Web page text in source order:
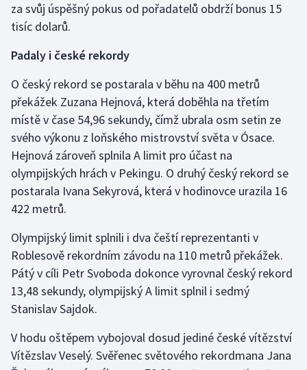
Moderní pětiboj
Motorsport
Olympijské hry
Parasport
Plavání
Plážový volejbal
Ragby
Rychlobruslení
Rychlostní kanoistika
Short track
Sportovní střelba
za svůj úspěšný pokus od pořadatelů obdrží bonus 15
tisíc dolarů.
Padaly i české rekordy
O český rekord se postarala v běhu na 400 metrů
překážek Zuzana Hejnová, která doběhla na třetím
místě v čase 54,96 sekundy, čímž ubrala osm setin ze
svého výkonu z loňského mistrovství světa v Ósace.
Hejnová zároveň splnila A limit pro účast na
olympijských hrách v Pekingu. O druhý český rekord se
postarala Ivana Sekyrová, která v hodinovce urazila 16
422 metrů.
Olympijský limit splnili i dva čeští reprezentanti v
Roblesově rekordním závodu na 110 metrů překážek.
Pátý v cíli Petr Svoboda dokonce vyrovnal český rekord
13,48 sekundy, olympijský A limit splnil i sedmý
Stanislav Sajdok.
V hodu oštěpem vybojoval dosud jediné české vítězství
Vítězslav Veselý. Svěřenec světového rekordmana Jana